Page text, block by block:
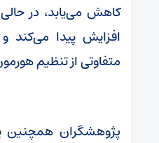
افزایش پیدا
متفاوتی از تنظیم
پژوهشگران همچنین